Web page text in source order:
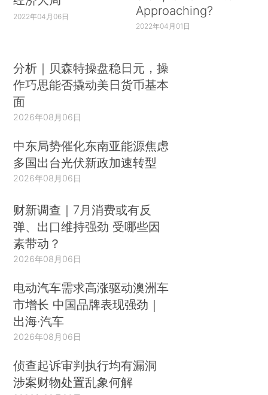
2022年04月06日
Approaching?
2022年04月01日
分析｜贝森特操盘稳日元，操
作巧思能否撬动美日货币基本
面
2026年08月06日
中东局势催化东南亚能源焦虑
多国出台光伏新政加速转型
2026年08月06日
财新调查｜7月消费或有反
弹、出口维持强劲 受哪些因
素带动？
2026年08月06日
电动汽车需求高涨驱动澳洲车
市增长 中国品牌表现强劲｜
出海·汽车
2026年08月06日
侦查起诉审判执行均有漏洞
涉案财物处置乱象何解